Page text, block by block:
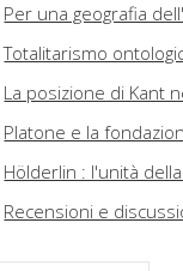
Per una geografia
Totalitarismo
La posizione di Kant
Platone e la
Hölderlin : l'unità
Recensioni e